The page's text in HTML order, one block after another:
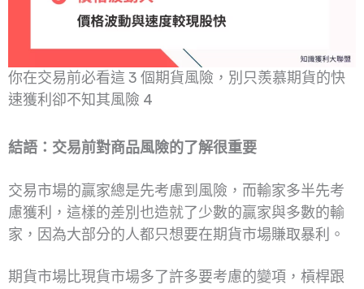
你在交易前必看這 3 個期貨風險，別只羨慕期貨的快
速獲利卻不知其風險 4
結語：交易前對商品風險的了解很重要
交易市場的贏家總是先考慮到風險，而輸家多半先考
慮獲利，這樣的差別也造就了少數的贏家與多數的輸
家，因為大部分的人都只想要在期貨市場賺取暴利。
期貨市場比現貨市場多了許多要考慮的變項，槓桿跟